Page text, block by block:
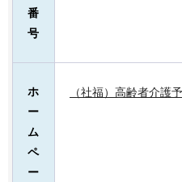
番
号
ホ
ー
ム
ペ
ー
（社福）高齢者介護